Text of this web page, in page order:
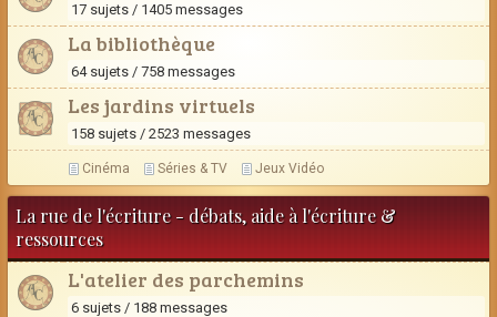
17 sujets / 1405 messages
La bibliothèque
64 sujets / 758 messages
Les jardins virtuels
158 sujets / 2523 messages
Cinéma Séries & TV Jeux Vidéo
La rue de l'écriture - débats, aide à l'écriture &
ressources
L'atelier des parchemins
6 sujets / 188 messages